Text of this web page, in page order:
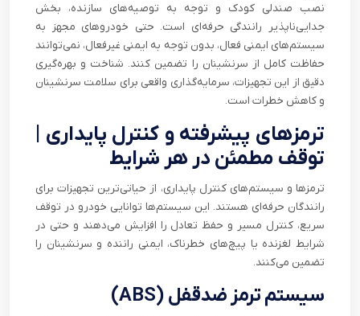
نصب صندلی کودک و توجه به توصیه‌های سازنده، بخش
جدایی‌ناپذیر رانندگی حرفه‌ای است. حتی خودروهای مجهز به
سیستم‌های ایمنی فعال، بدون توجه به ایمنی غیرفعال، نمی‌توانند
حفاظت کامل از سرنشینان را تضمین کنند. شناخت و بهره‌گیری
دقیق از این تجهیزات، سرمایه‌گذاری واقعی برای سلامت سرنشینان
و کاهش خطرات است.
ترمزهای پیشرفته و کنترل پایداری |
توقف مطمئن در هر شرایط
ترمزها و سیستم‌های کنترل پایداری، از حیاتی‌ترین تجهیزات برای
رانندگان حرفه‌ای هستند. این سیستم‌ها توانایی خودرو در توقف
سریع، کنترل مسیر و حفظ تعادل را افزایش می‌دهند و حتی در
شرایط لغزنده یا پیچ‌های خطرناک، ایمنی راننده و سرنشینان را
تضمین می‌کنند.
سیستم ترمز ضدقفل (ABS)